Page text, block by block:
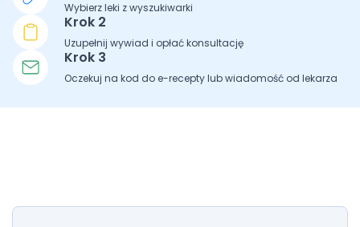
Wybierz leki z wyszukiwarki
Krok 2
Uzupełnij wywiad i opłać konsultację
Krok 3
Oczekuj na kod do e-recepty lub wiadomość od lekarza